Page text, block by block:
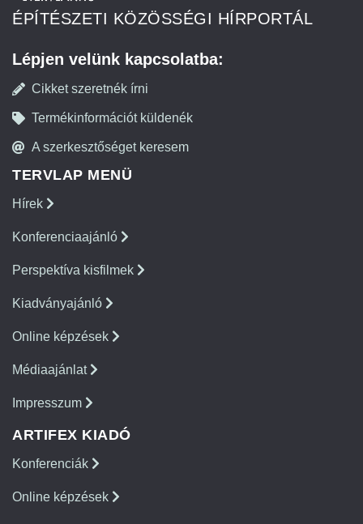
ÉPÍTÉSZETI KÖZÖSSÉGI HÍRPORTÁL
Lépjen velünk kapcsolatba:
Cikket szeretnék írni
Termékinformációt küldenék
A szerkesztőséget keresem
TERVLAP MENÜ
Hírek
Konferenciaajánló
Perspektíva kisfilmek
Kiadványajánló
Online képzések
Médiaajánlat
Impresszum
ARTIFEX KIADÓ
Konferenciák
Online képzések